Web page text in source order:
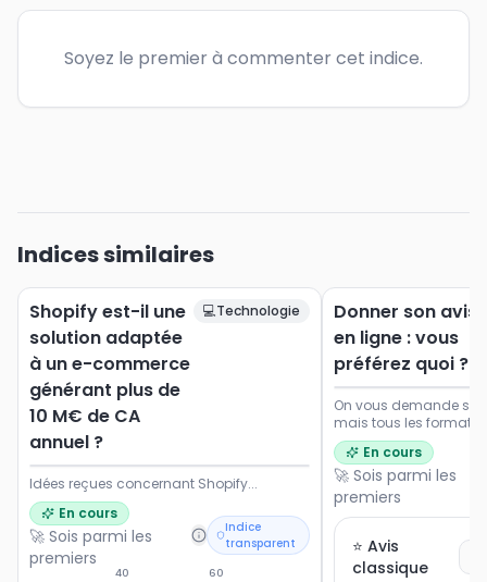
Soyez le premier à commenter cet indice.
Indices similaires
Shopify est-il une
solution adaptée
à un e-commerce
générant plus de
10 M€ de CA
annuel ?
💻Technologie
Idées reçues concernant Shopify...
En cours
🚀 Sois parmi les
premiers
Indice
transparent
40 60
Donner son avis
en ligne : vous
préférez quoi ?
On vous demande
mais tous les formats
Dites-nous ce qui
envie de participer.
En cours
🚀 Sois parmi les
premiers
⭐ Avis
classique